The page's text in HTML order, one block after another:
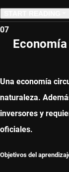
07
Una economía
naturaleza.
inversores y
oficiales.
Objetivos del